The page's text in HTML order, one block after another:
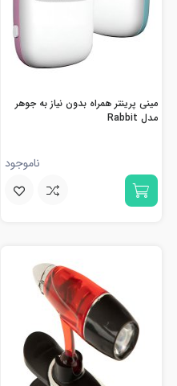
مینی پرینتر همراه بدون نیاز به جوهر
مدل Rabbit
ناموجود